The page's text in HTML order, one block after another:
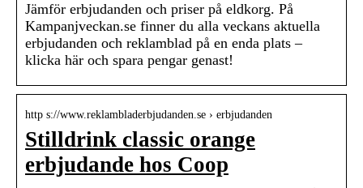
Jämför erbjudanden och priser på eldkorg. På
Kampanjveckan.se finner du alla veckans aktuella
erbjudanden och reklamblad på en enda plats –
klicka här och spara pengar genast!
http s://www.reklambladerbjudanden.se › erbjudanden
Stilldrink classic orange
erbjudande hos Coop